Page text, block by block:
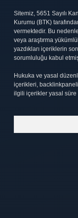
Sitemiz, 5651 Sayılı
Kurumu (BTK)
vermektedir. Bu
veya araştırma
yazdıkları içeriklerin
sorumluluğu kabul etmiş
Hukuka ve yasal
içerikleri,
ilgili içerikler yasal süre